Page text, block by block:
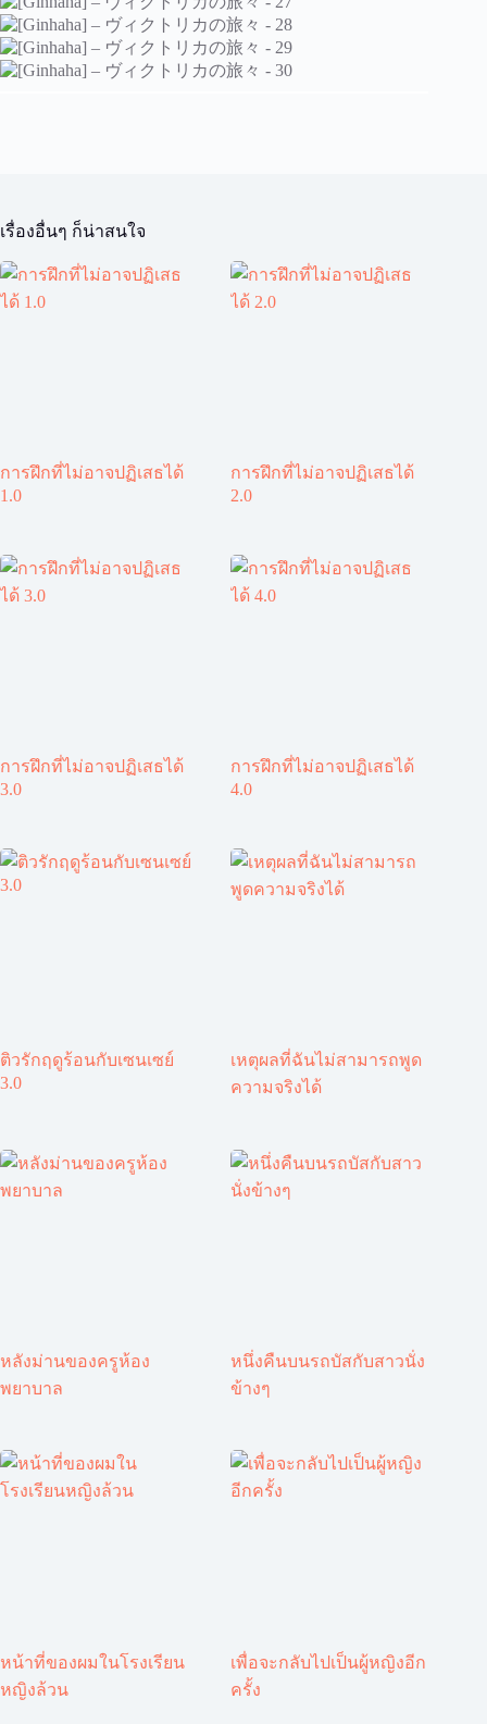
เรื่องอื่นๆ ก็น่าสนใจ
การฝึกที่ไม่อาจปฏิเสธได้
1.0
การฝึกที่ไม่อาจปฏิเสธได้
2.0
การฝึกที่ไม่อาจปฏิเสธได้
3.0
การฝึกที่ไม่อาจปฏิเสธได้
4.0
ติวรักฤดูร้อนกับเซนเซย์
3.0
เหตุผลที่ฉันไม่สามารถพูด
ความจริงได้
หลังม่านของครูห้อง
พยาบาล
หนึ่งคืนบนรถบัสกับสาวนั่ง
ข้างๆ
หน้าที่ของผมในโรงเรียน
หญิงล้วน
เพื่อจะกลับไปเป็นผู้หญิงอีก
ครั้ง